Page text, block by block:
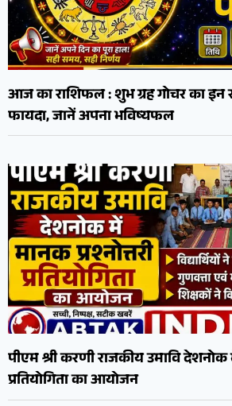
आज का राशिफल : शुभ ग्रह गोचर का इन
फायदा, जानें अपना भविष्यफल
पीएम श्री करणी राजकीय उमावि देशनोक
प्रतियोगिता का आयोजन